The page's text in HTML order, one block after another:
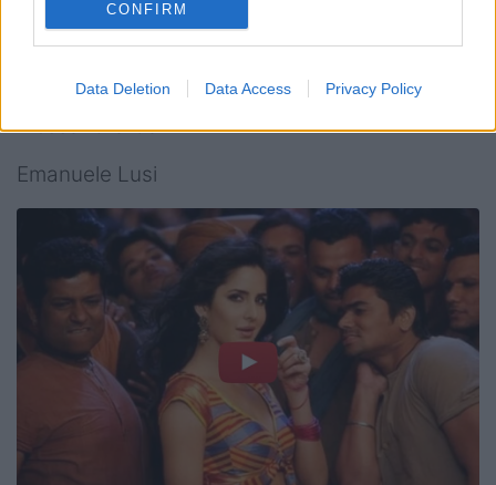
CONFIRM
Data Deletion Data Access Privacy Policy
Angelo Cappuccilli
Luca Faccenda
Alessandra Galli
Emanuele Lusi